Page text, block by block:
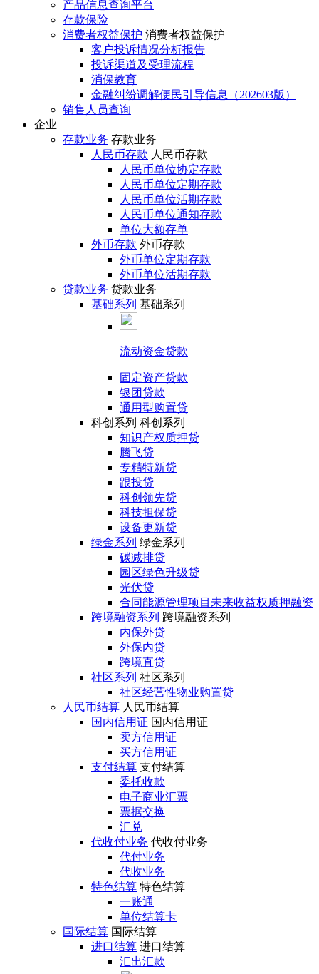
产品信息查询平台
存款保险
消费者权益保护 消费者权益保护
客户投诉情况分析报告
投诉渠道及受理流程
消保教育
金融纠纷调解便民引导信息（202603版）
销售人员查询
企业
存款业务 存款业务
人民币存款 人民币存款
人民币单位协定存款
人民币单位定期存款
人民币单位活期存款
人民币单位通知存款
单位大额存单
外币存款 外币存款
外币单位定期存款
外币单位活期存款
贷款业务 贷款业务
基础系列 基础系列
流动资金贷款
固定资产贷款
银团贷款
通用型购置贷
科创系列 科创系列
知识产权质押贷
腾飞贷
专精特新贷
跟投贷
科创领先贷
科技担保贷
设备更新贷
绿金系列 绿金系列
碳减排贷
园区绿色升级贷
光伏贷
合同能源管理项目未来收益权质押融资
跨境融资系列 跨境融资系列
内保外贷
外保内贷
跨境直贷
社区系列 社区系列
社区经营性物业购置贷
人民币结算 人民币结算
国内信用证 国内信用证
卖方信用证
买方信用证
支付结算 支付结算
委托收款
电子商业汇票
票据交换
汇兑
代收付业务 代收付业务
代付业务
代收业务
特色结算 特色结算
一账通
单位结算卡
国际结算 国际结算
进口结算 进口结算
汇出汇款